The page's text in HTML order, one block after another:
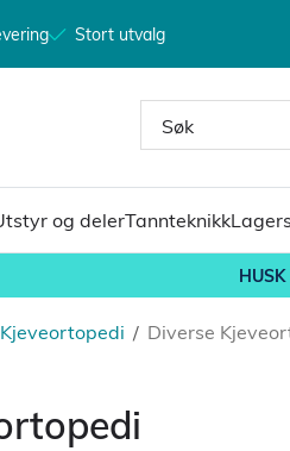
Stort utvalg
og delerTannteknikk
HUSK
/
Kjeveortopedi Diverse